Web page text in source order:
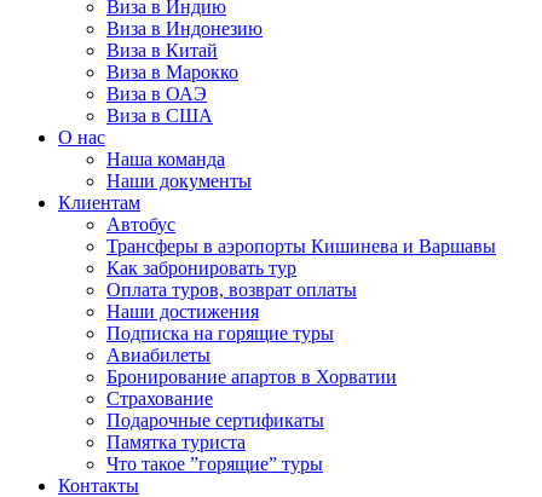
Виза в Индию
Виза в Индонезию
Виза в Китай
Виза в Марокко
Виза в ОАЭ
Виза в США
О нас
Наша команда
Наши документы
Клиентам
Автобус
Трансферы в аэропорты Кишинева и Варшавы
Как забронировать тур
Оплата туров, возврат оплаты
Наши достижения
Подписка на горящие туры
Авиабилеты
Бронирование апартов в Хорватии
Страхование
Подарочные сертификаты
Памятка туриста
Что такое ”горящие” туры
Контакты